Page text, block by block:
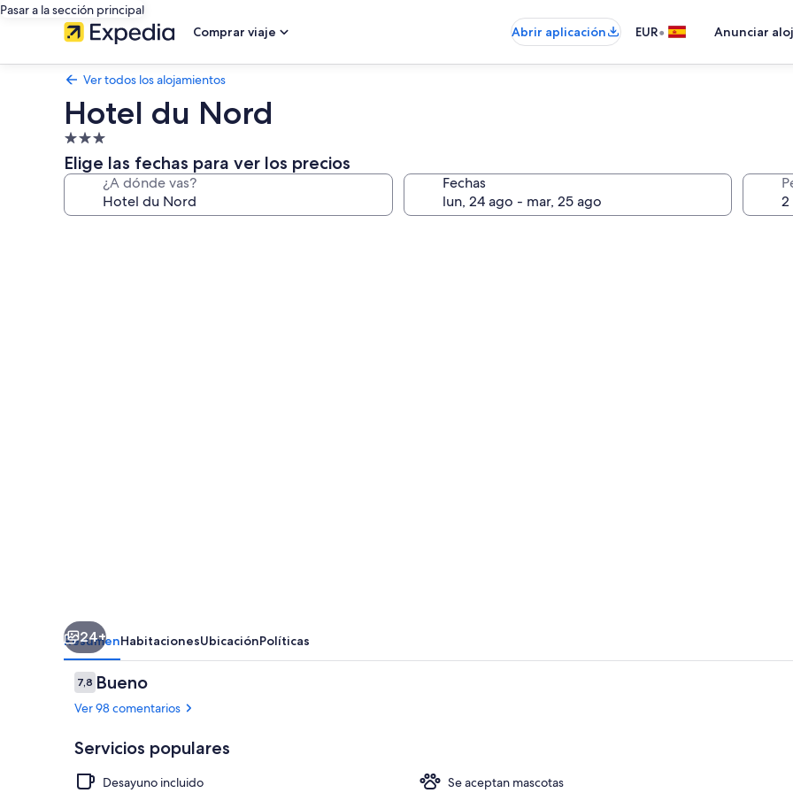
Pasar a la sección principal
Comprar viaje
Abrir aplicación EUR• Anunciar
Ver todos los alojamientos
Hotel du Nord
Alojamiento
de
3.0 estrellas
Elige las fechas para ver los precios
¿A dónde vas? Fechas
24+
ResumenHabitacionesUbicaciónPolíticas
Comentarios
7,87,8 de 10
Bueno
Ver 98 comentarios
Servicios populares
Desayuno incluido
Se aceptan mascotas